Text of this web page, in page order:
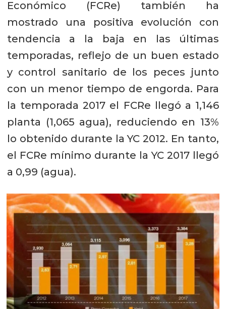
Económico (FCRe) también ha
mostrado una positiva evolución con
tendencia a la baja en las últimas
temporadas, reflejo de un buen estado
y control sanitario de los peces junto
con un menor tiempo de engorda. Para
la temporada 2017 el FCRe llegó a 1,146
planta (1,065 agua), reduciendo en 13%
lo obtenido durante la YC 2012. En tanto,
el FCRe mínimo durante la YC 2017 llegó
a 0,99 (agua).